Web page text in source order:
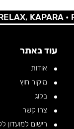
KAPARA •
עוד באתר
אודות
מיקור חוץ
בלוג
צרו קשר
רישום למועדון